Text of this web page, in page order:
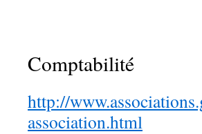
Comptabilité
http://
association.html